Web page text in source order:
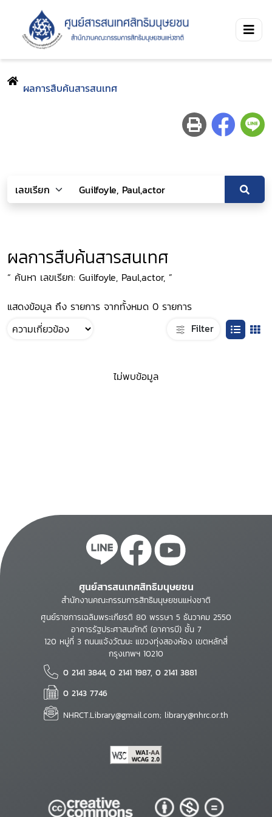
ผลการสืบค้นสารสนเทศ
ผลการสืบค้นสารสนเทศ
“ ค้นหา เลขเรียก: Guilfoyle, Paul,actor, ”
แสดงข้อมูล ถึง รายการ จากทั้งหมด 0 รายการ
Filter
ไม่พบข้อมูล
ศูนย์สารสนเทศสิทธิมนุษยชน
สำนักงานคณะกรรมการสิทธิมนุษยชนแห่งชาติ
ศูนย์ราชการเฉลิมพระเกียรติ 80 พรรษา 5 ธันวาคม 2550
อาคารรัฐประศาสนภักดี (อาคารบี) ชั้น 7
120 หมู่ที่ 3 ถนนแจ้งวัฒนะ แขวงทุ่งสองห้อง เขตหลักสี่
กรุงเทพฯ 10210
0 2141 3844, 0 2141 1987, 0 2141 3881
0 2143 7746
NHRCT.Library@gmail.com; library@nhrc.or.th